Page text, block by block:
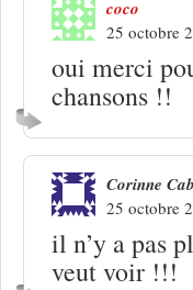
coco
25 octobre
oui merci
chansons !!
Corinne
25 octobre
il n’y a pas
veut voir !!!